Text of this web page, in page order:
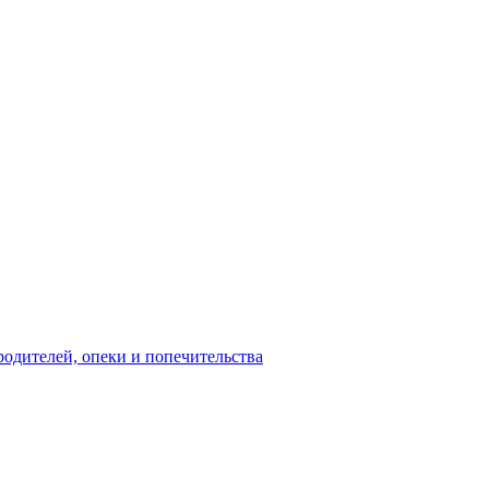
опеки и попечительства